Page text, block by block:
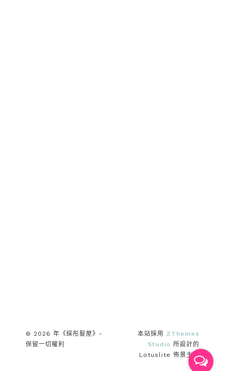
© 2026 年《綵彤髮屋》-
保留一切權利
本站採用 ZThemes
Studio 所設計的
Lotuslite 佈景主題